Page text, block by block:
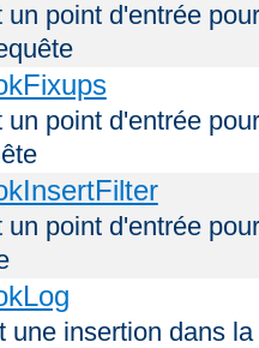
un point d'entrée
un point d'entrée
un point d'entrée
une insertion dans